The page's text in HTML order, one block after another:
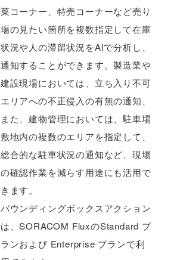
菜コーナー、特売コーナーなど売り
場の見たい箇所を複数指定して在庫
状況や人の滞留状況をAIで分析し、
通知することができます。製造業や
建設現場においては、立ち入り不可
エリアへの不正侵入の有無の通知、
また、建物管理においては、駐車場
敷地内の複数のエリアを指定して、
総合的な駐車状況の通知など、現場
の確認作業を減らす用途にも活用で
きます。
バウンディングボックスアクション
は、SORACOM FluxのStandard プ
ランおよび Enterprise プランで利